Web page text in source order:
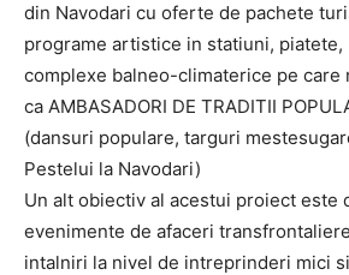
din Navodari cu oferte de pachete
programe artistice in statiuni, piatete,
complexe balneo-climaterice pe care
ca AMBASADORI DE TRADITII
(dansuri populare, targuri
Pestelui la Navodari)
Un alt obiectiv al acestui proiect este
evenimente de afaceri
intalniri la nivel de intreprinderi mici